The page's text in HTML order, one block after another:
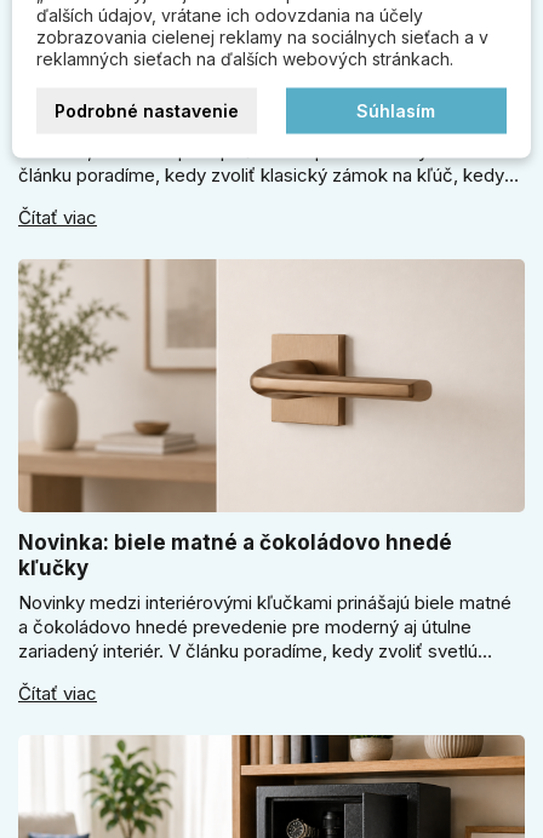
Ako vybrať visiaci zámok na bránku, pivnicu
článku poradíme, kedy zvoliť klasický zámok na kľúč, kedy
sa pri bránke, pivnici alebo záhradnom domčeku neoplatí
Čítať viac
Novinka: biele matné a čokoládovo hnedé
kľučky
Novinky medzi interiérovými kľučkami prinášajú biele matné
a čokoládovo hnedé prevedenie pre moderný aj útulne
zariadený interiér. V článku poradíme, kedy zvoliť svetlú
ako vyberať medzi okrúhlym a štvorcovým štítom. Nové
Čítať viac
ďalších údajov, vrátane ich odovzdania na účely
zobrazovania cielenej reklamy na sociálnych sieťach a v
reklamných sieťach na ďalších webových stránkach.
Podrobné nastavenie Súhlasím